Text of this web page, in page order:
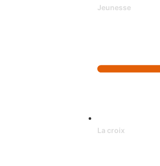
Jeunesse
La croix